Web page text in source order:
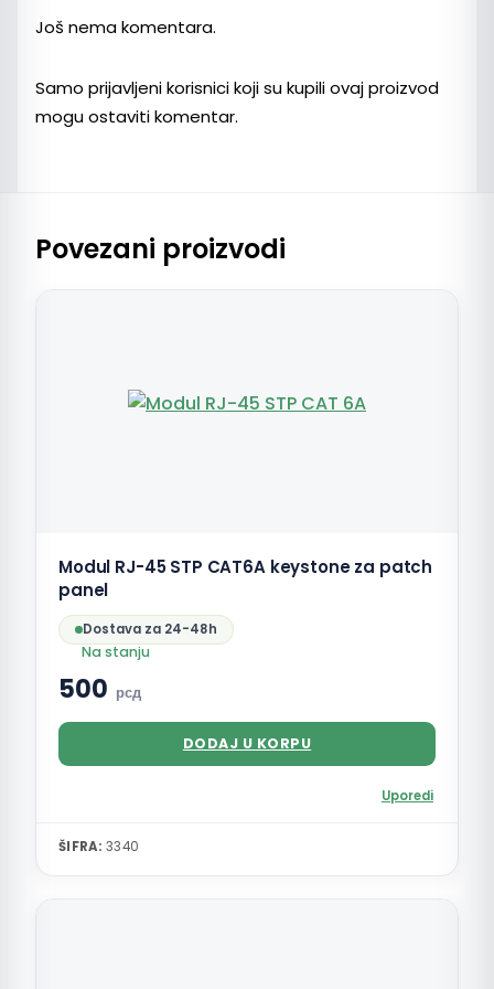
Još nema komentara.
Samo prijavljeni korisnici koji su kupili ovaj proizvod
mogu ostaviti komentar.
Povezani proizvodi
Modul RJ-45 STP CAT6A keystone za patch
panel
Dostava za 24-48h
Na stanju
500 рсд
DODAJ U KORPU
Uporedi
ŠIFRA: 3340